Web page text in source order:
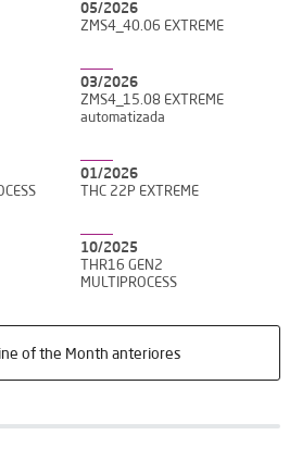
05/2026
ZMS4_40.06 EXTREME
03/2026
ZMS4_15.08 EXTREME
automatizada
01/2026
THC 22P EXTREME
10/2025
THR16 GEN2
MULTIPROCESS
of the Month anteriores